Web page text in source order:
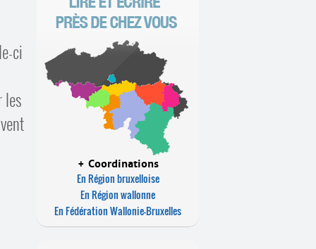
ci
les
+ Coordinations
En Région bruxelloise
En Région wallonne
En Fédération Wallonie-Bruxelles